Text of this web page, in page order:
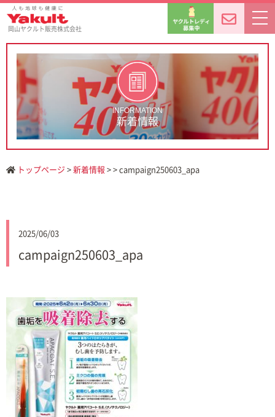
岡山ヤクルト販売株式会社
INFORMATION
新着情報
トップページ >新着情報 > > campaign250603_apa
2025/06/03
campaign250603_apa